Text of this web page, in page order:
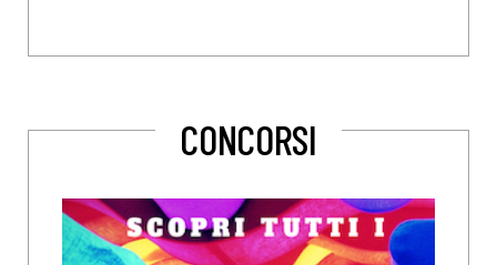
CONCORSI